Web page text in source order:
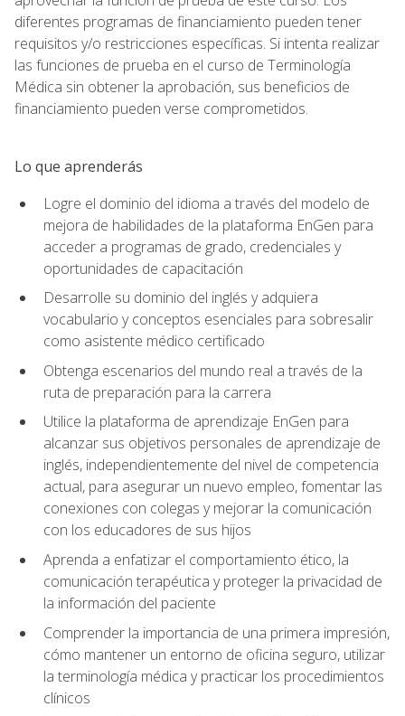
diferentes programas de financiamiento pueden tener
requisitos y/o restricciones específicas. Si intenta realizar
las funciones de prueba en el curso de Terminología
Médica sin obtener la aprobación, sus beneficios de
financiamiento pueden verse comprometidos.
Lo que aprenderás
Logre el dominio del idioma a través del modelo de
mejora de habilidades de la plataforma EnGen para
acceder a programas de grado, credenciales y
oportunidades de capacitación
Desarrolle su dominio del inglés y adquiera
vocabulario y conceptos esenciales para sobresalir
como asistente médico certificado
Obtenga escenarios del mundo real a través de la
ruta de preparación para la carrera
Utilice la plataforma de aprendizaje EnGen para
alcanzar sus objetivos personales de aprendizaje de
inglés, independientemente del nivel de competencia
actual, para asegurar un nuevo empleo, fomentar las
conexiones con colegas y mejorar la comunicación
con los educadores de sus hijos
Aprenda a enfatizar el comportamiento ético, la
comunicación terapéutica y proteger la privacidad de
la información del paciente
Comprender la importancia de una primera impresión,
cómo mantener un entorno de oficina seguro, utilizar
la terminología médica y practicar los procedimientos
clínicos